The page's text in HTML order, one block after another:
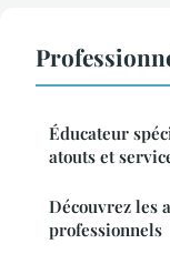
Éducateur
atouts et
Découvrez les
professionnels